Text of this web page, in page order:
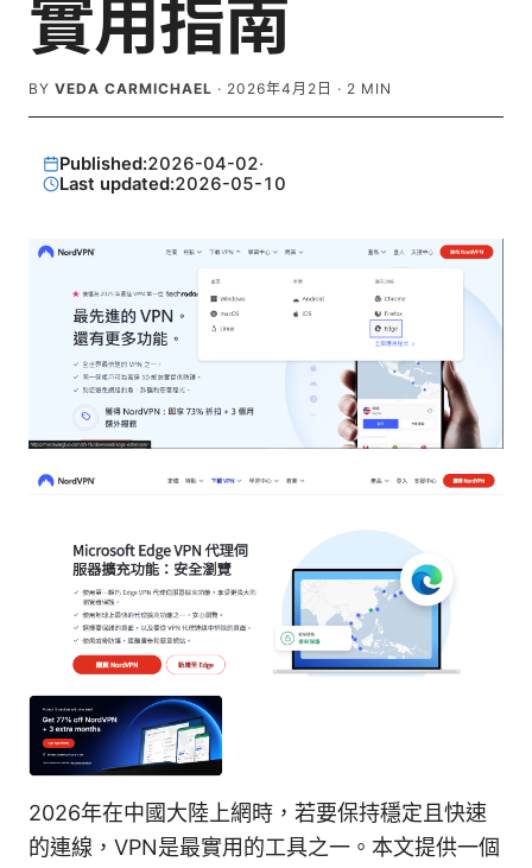
實用指南
BY VEDA CARMICHAEL · 2026年4月2日 · 2 MIN
Published:2026-04-02·
Last updated:2026-05-10
2026年在中國大陸上網時，若要保持穩定且快速
的連線，VPN是最實用的工具之一。本文提供一個